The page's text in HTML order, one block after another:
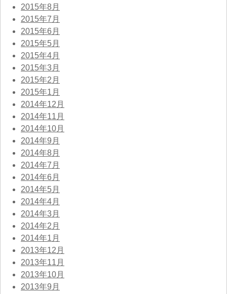
2015年8月
2015年7月
2015年6月
2015年5月
2015年4月
2015年3月
2015年2月
2015年1月
2014年12月
2014年11月
2014年10月
2014年9月
2014年8月
2014年7月
2014年6月
2014年5月
2014年4月
2014年3月
2014年2月
2014年1月
2013年12月
2013年11月
2013年10月
2013年9月